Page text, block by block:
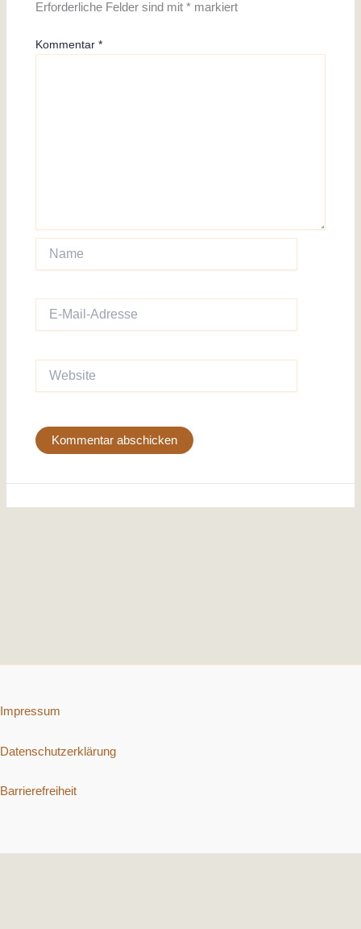
Erforderliche Felder sind mit* markiert
Kommentar*
Mail-
Impressum
Datenschutzerklärung
Barrierefreiheit